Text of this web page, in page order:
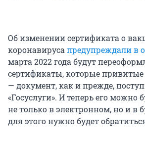
Об изменении сертификата о
коронавируса предупреждали в
марта 2022 года будут
сертификаты, которые
— документ, как и прежде,
«Госуслуги». И теперь его можно
не только в электронном, но и в
для этого нужно будет